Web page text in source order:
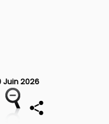
Juin 2026